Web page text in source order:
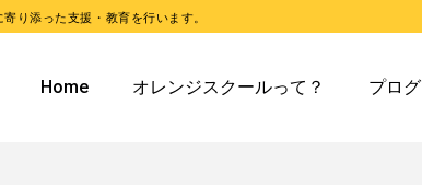
り添った支援・教育を行います。
Home オレンジスクールって？ プロ
オレンジスクールピコとは
オレンジス